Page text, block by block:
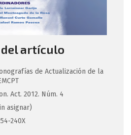
artículo
de Actualización de la
Act. 2012. Núm. 4
asignar)
240X